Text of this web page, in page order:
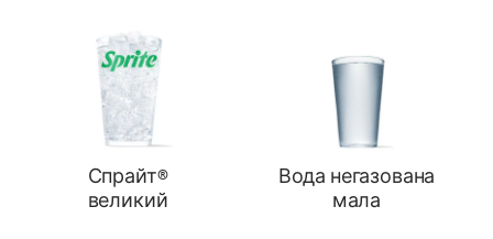
Спрайт®
великий
Вода негазована
мала